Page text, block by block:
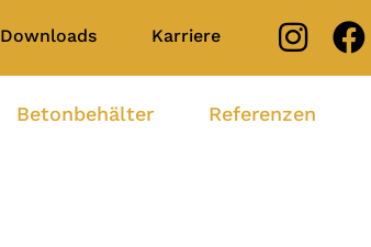
Downloads Karriere
Betonbehälter Referenzen